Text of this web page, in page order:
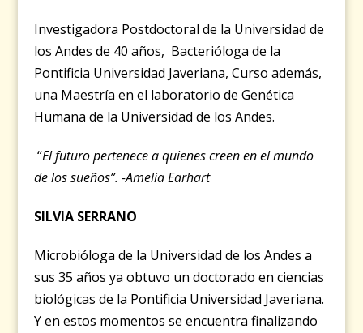
Investigadora Postdoctoral de la Universidad de
los Andes de 40 años, Bacterióloga de la
Pontificia Universidad Javeriana, Curso además,
una Maestría en el laboratorio de Genética
Humana de la Universidad de los Andes.
“El futuro pertenece a quienes creen en el mundo
de los sueños”. -Amelia Earhart
SILVIA SERRANO
Microbióloga de la Universidad de los Andes a
sus 35 años ya obtuvo un doctorado en ciencias
biológicas de la Pontificia Universidad Javeriana.
Y en estos momentos se encuentra finalizando